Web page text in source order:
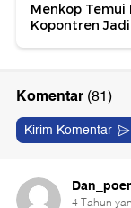
Menkop Temui
Kopontren